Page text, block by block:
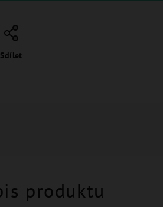
Sdílet
produktu